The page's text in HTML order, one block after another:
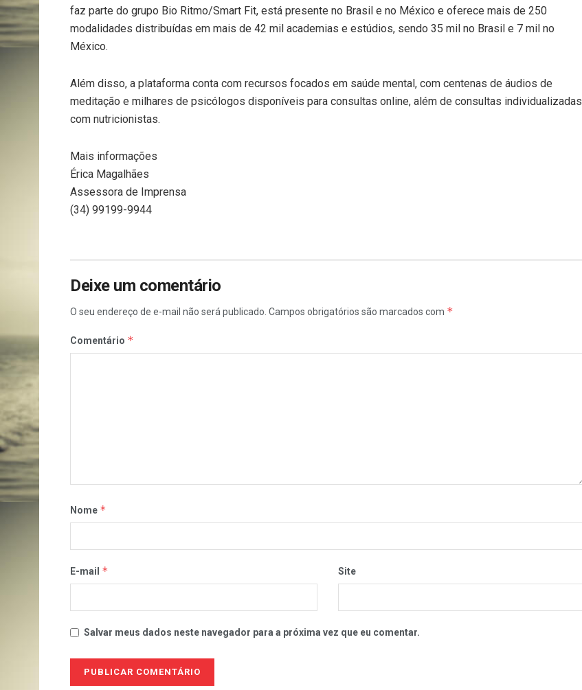
faz parte do grupo Bio Ritmo/Smart Fit, está presente no Brasil e no México e oferece mais de 250
modalidades distribuídas em mais de 42 mil academias e estúdios, sendo 35 mil no Brasil e 7 mil no
México.
Além disso, a plataforma conta com recursos focados em saúde mental, com centenas de áudios de
meditação e milhares de psicólogos disponíveis para consultas online, além de consultas individualizadas
com nutricionistas.
Mais informações
Érica Magalhães
Assessora de Imprensa
(34) 99199-9944
Deixe um comentário
O seu endereço de e-mail não será publicado. Campos obrigatórios são marcados com *
Comentário *
Nome *
E-mail * Site
Salvar meus dados neste navegador para a próxima vez que eu comentar.